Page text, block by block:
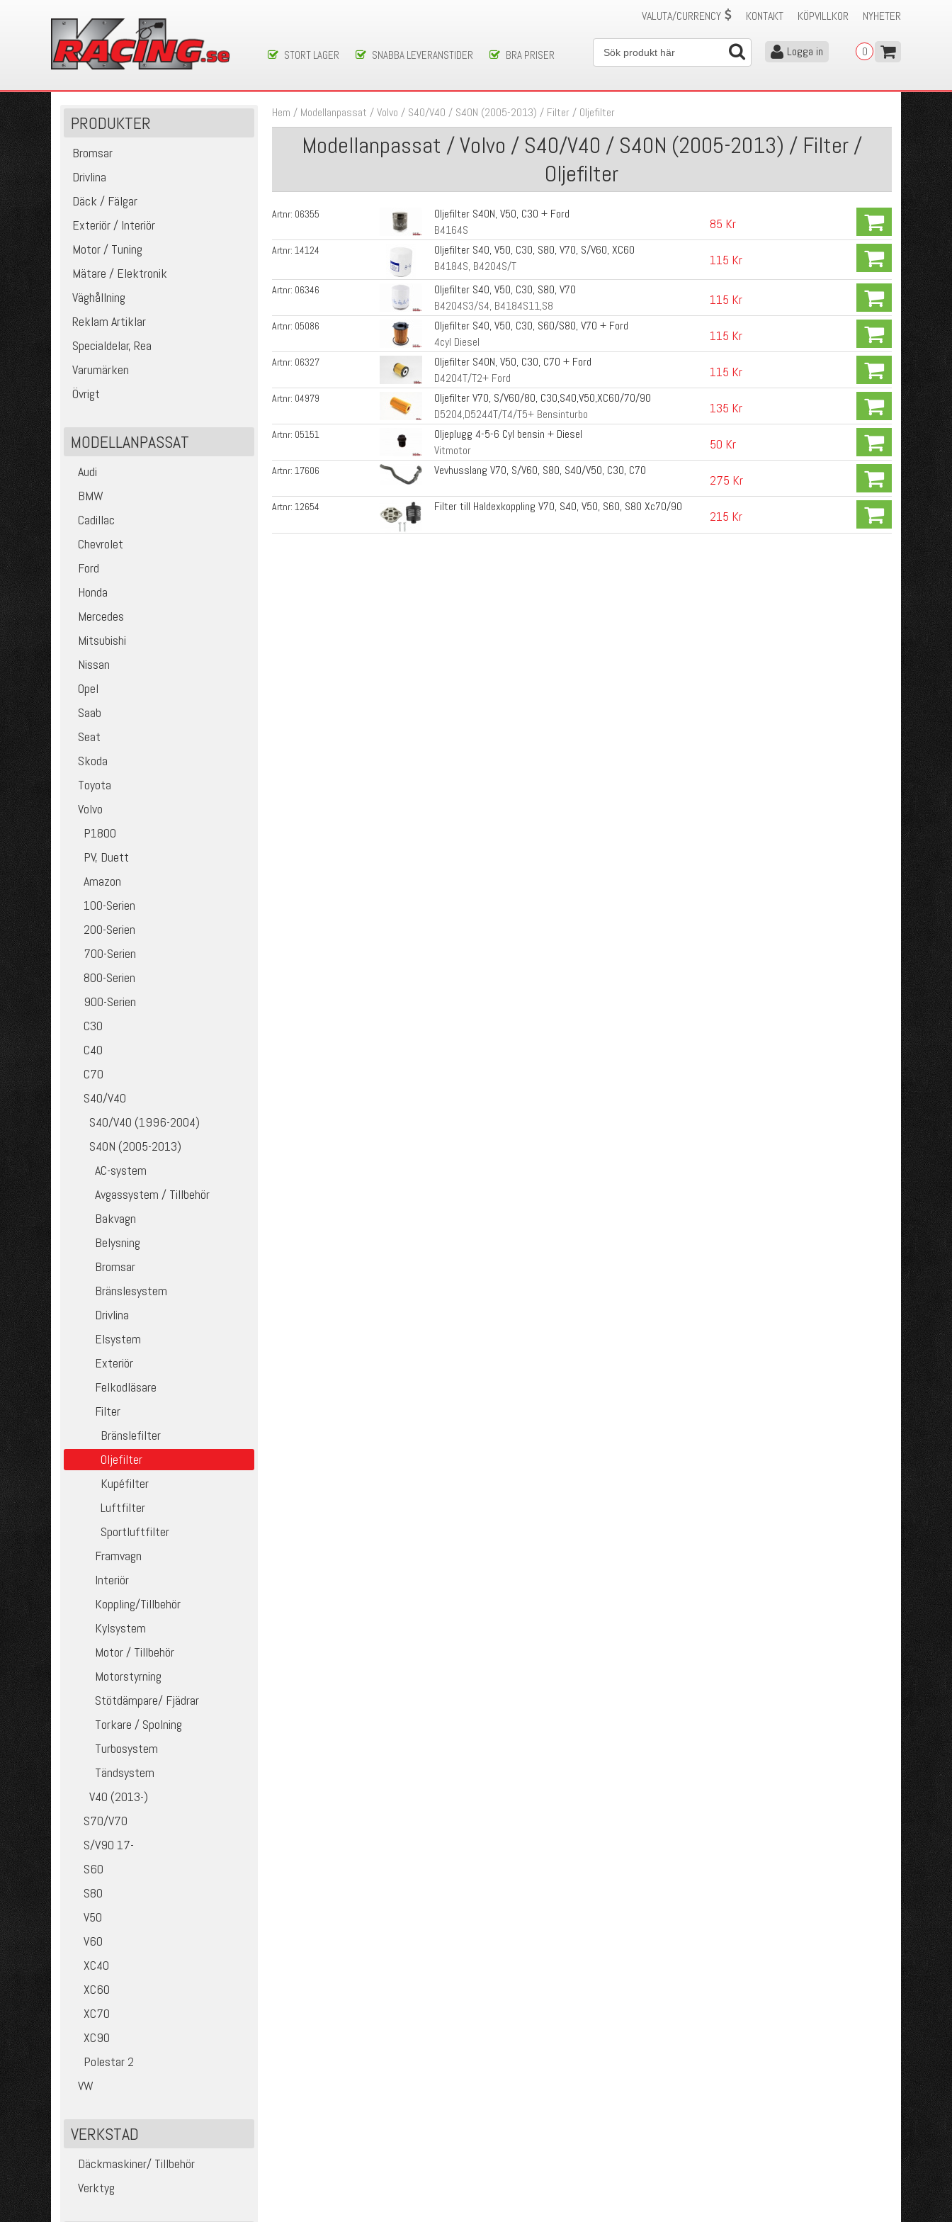
NYHETER
KÖPVILLKOR
KONTAKT
VALUTA/CURRENCY
STORT LAGER SNABBA LEVERANSTIDER BRA PRISER 0
Logga in
PRODUKTER
Bromsar
Drivlina
Däck / Fälgar
Exteriör / Interiör
Motor / Tuning
Mätare / Elektronik
Väghållning
Reklam Artiklar
Specialdelar, Rea
Varumärken
Övrigt
MODELLANPASSAT
Audi
BMW
Cadillac
Chevrolet
Ford
Honda
Mercedes
Mitsubishi
Nissan
Opel
Saab
Seat
Skoda
Toyota
Volvo
P1800
PV, Duett
Amazon
100-Serien
200-Serien
700-Serien
800-Serien
900-Serien
C30
C40
C70
S40/V40
S40/V40 (1996-2004)
S40N (2005-2013)
AC-system
Avgassystem / Tillbehör
Bakvagn
Belysning
Bromsar
Bränslesystem
Drivlina
Elsystem
Exteriör
Felkodläsare
Filter
Bränslefilter
Oljefilter
Kupéfilter
Luftfilter
Sportluftfilter
Framvagn
Interiör
Koppling/Tillbehör
Kylsystem
Motor / Tillbehör
Motorstyrning
Stötdämpare/ Fjädrar
Torkare / Spolning
Turbosystem
Tändsystem
V40 (2013-)
S70/V70
S/V90 17-
S60
S80
V50
V60
XC40
XC60
XC70
XC90
Polestar 2
VW
VERKSTAD
Däckmaskiner/ Tillbehör
Verktyg
Hem / Modellanpassat /Volvo / S40/V40 / S40N (2005-2013) / Filter / Oljefilter
Modellanpassat / Volvo / S40/V40 / S40N (2005-2013) / Filter /
Oljefilter
Artnr: 06355
Oljefilter S40N, V50, C30 + Ford
B4164S
85 Kr
Artnr:14124
Oljefilter S40, V50, C30, S80, V70, S/V60, XC60
B4184S, B4204S/T
115 Kr
Artnr: 06346
Oljefilter S40, V50, C30, S80, V70
B4204S3/S4, B4184S11,S8
115 Kr
Artnr: 05086
Oljefilter S40, V50, C30, S60/S80, V70 + Ford
4cyl Diesel
115 Kr
Artnr: 06327
Oljefilter S40N, V50, C30, C70 + Ford
D4204T/T2+ Ford
115 Kr
Artnr: 04979
Oljefilter V70, S/V60/80, C30,S40,V50,XC60/70/90
D5204,D5244T/T4/T5+ Bensinturbo
135 Kr
Artnr: 05151
Oljeplugg 4-5-6 Cyl bensin + Diesel
Vitmotor
50 Kr
Artnr:17606 Vevhusslang V70, S/V60, S80, S40/V50, C30, C70
275 Kr
Artnr:12654 Filter till Haldexkoppling V70, S40, V50, S60, S80 Xc70/90
215 Kr